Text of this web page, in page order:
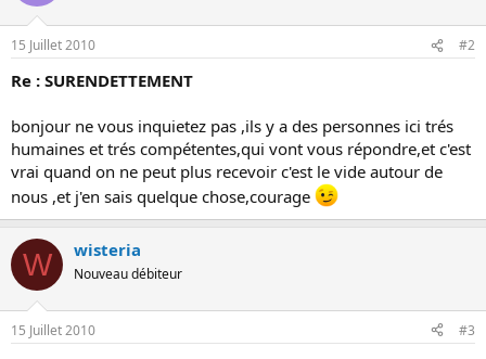
15 Juillet 2010 #2
Re : SURENDETTEMENT
bonjour ne vous inquietez pas ,ils y a des personnes ici trés
humaines et trés compétentes,qui vont vous répondre,et c'est
vrai quand on ne peut plus recevoir c'est le vide autour de
nous ,et j'en sais quelque chose,courage
W wisteria
Nouveau débiteur
15 Juillet 2010 #3